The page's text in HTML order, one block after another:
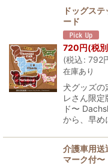
ドッグス
ード
720円(税
(税込: 792
在庫あり
犬グッズ
レさん限
ド〜
から、早
介護車用送
マーク付〜